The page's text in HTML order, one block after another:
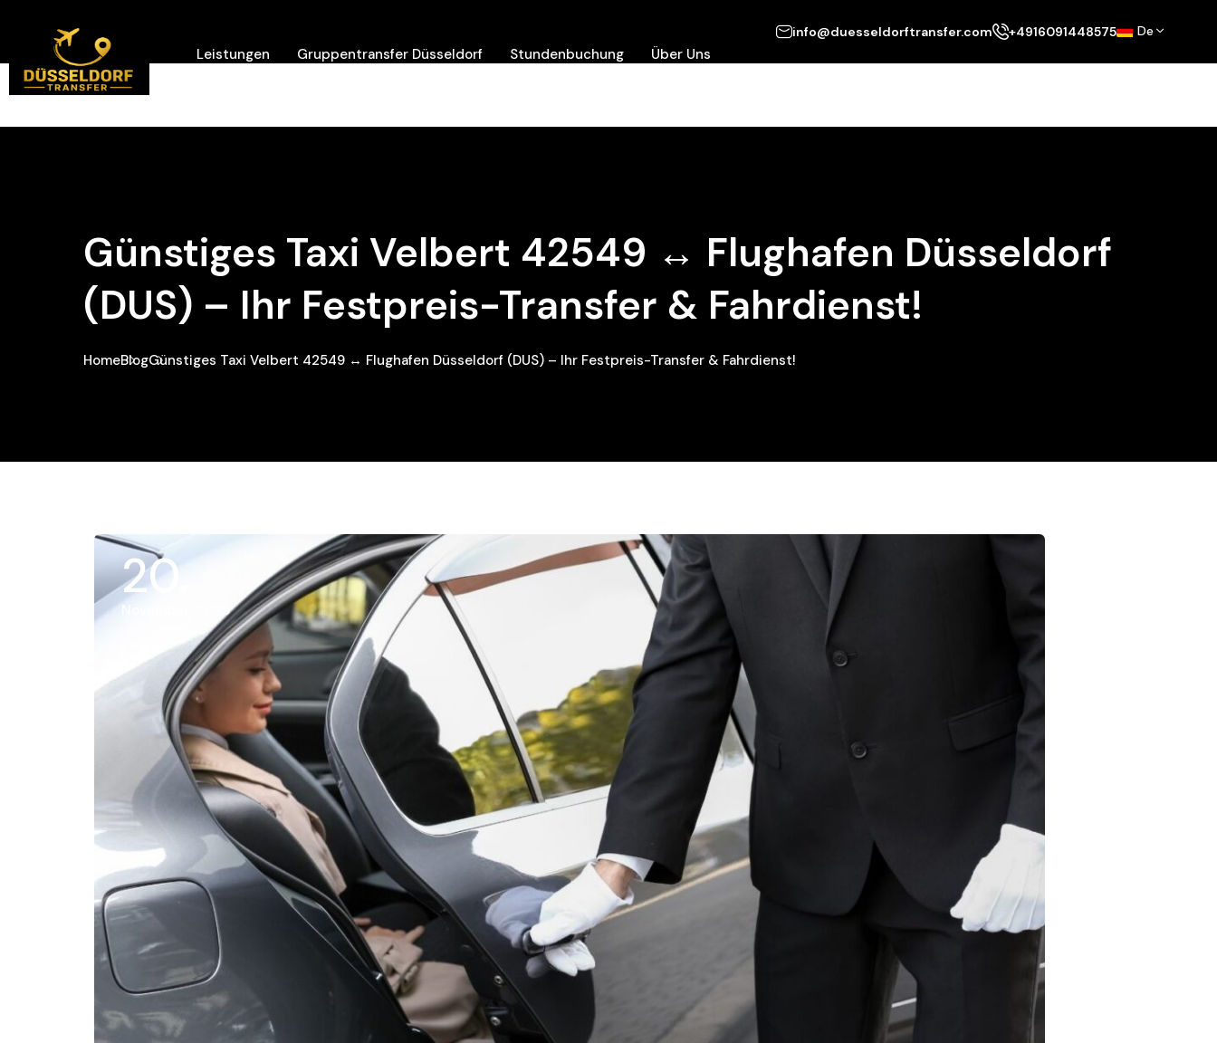
Leistungen Gruppentransfer Düsseldorf Stundenbuchung Über Uns
info@duesseldorftransfer.com +4916091448575 De
Günstiges Taxi Velbert 42549 ↔ Flughafen Düsseldorf
(DUS) – Ihr Festpreis-Transfer & Fahrdienst!
HomeBlogGünstiges Taxi Velbert 42549 ↔ Flughafen Düsseldorf (DUS) – Ihr Festpreis-Transfer & Fahrdienst!
20
November, 2025